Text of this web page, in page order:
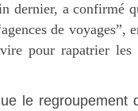
dernier, a confirmé
de voyages”,
pour rapatrier les
le regroupement